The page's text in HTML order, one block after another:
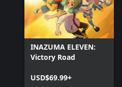
INAZUMA ELEVEN:
Victory Road
USD$69.99+